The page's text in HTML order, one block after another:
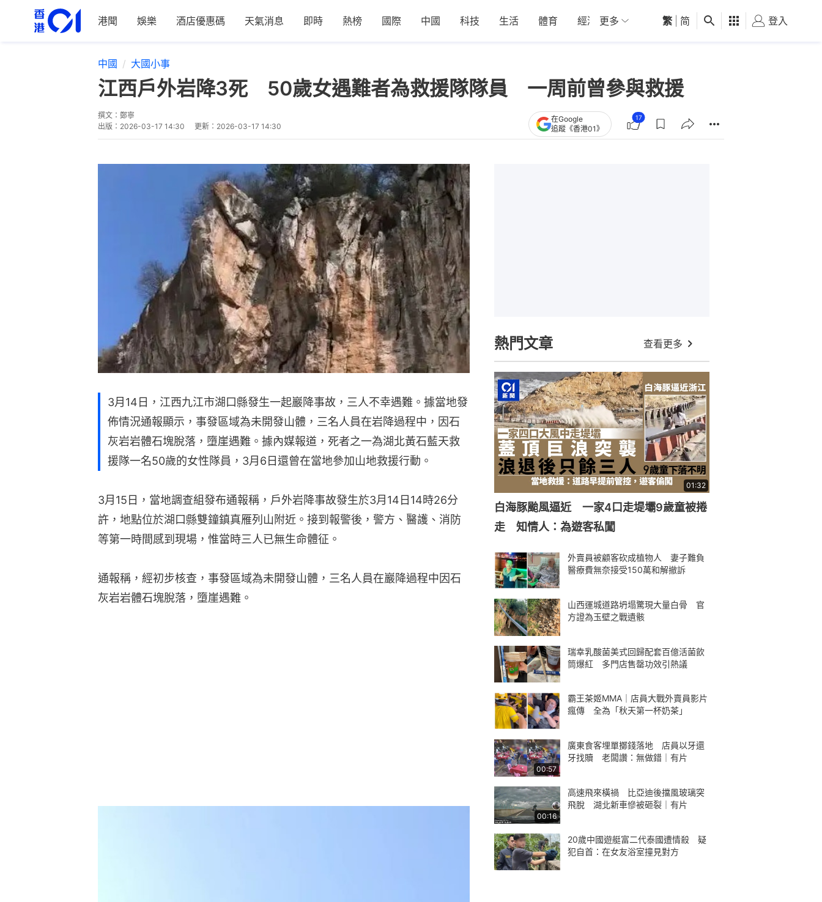
港聞 娛樂 酒店優惠碼 天氣消息 即時 熱榜 國際 中國 科技 生活 體育 經濟 01深圳 觀點 健康 好食玩飛
更多 繁 简 登入
中國 大國小事
江西戶外岩降3死 50歲女遇難者為救援隊隊員 一周前曾參與救援
撰文： 鄭寧
出版： 2026-03-17 14:30 更新： 2026-03-17 14:30
在Google
追蹤《香港01》
17
3月14日，江西九江市湖口縣發生一起巖降事故，三人不幸遇難。據當地發
佈情況通報顯示，事發區域為未開發山體，三名人員在岩降過程中，因石
灰岩岩體石塊脫落，墮崖遇難。據內媒報道，死者之一為湖北黃石藍天救
援隊一名50歲的女性隊員，3月6日還曾在當地參加山地救援行動。
3月15日，當地調查組發布通報稱，戶外岩降事故發生於3月14日14時26分
許，地點位於湖口縣雙鐘鎮真雁列山附近。接到報警後，警方、醫護、消防
等第一時間感到現場，惟當時三人已無生命體征。
通報稱，經初步核查，事發區域為未開發山體，三名人員在巖降過程中因石
灰岩岩體石塊脫落，墮崖遇難。
熱門文章 查看更多
01:32
白海豚颱風逼近 一家4口走堤壩9歲童被捲
走 知情人：為遊客私闖
外賣員被顧客砍成植物人 妻子難負
醫療費無奈接受150萬和解撤訴
山西運城道路坍塌驚現大量白骨 官
方證為玉壁之戰遺骸
瑞幸乳酸菌美式回歸配套百億活菌飲
筒爆紅 多門店售罄功效引熱議
霸王茶姬MMA｜店員大戰外賣員影片
瘋傳 全為「秋天第一杯奶茶」
00:57
廣東食客埋單擲錢落地 店員以牙還
牙找贖 老闆讚：無做錯｜有片
00:16
高速飛來橫禍 比亞迪後擋風玻璃突
飛脫 湖北新車慘被砸裂｜有片
20歲中國遊艇富二代泰國遭情殺 疑
犯自首：在女友浴室撞見對方